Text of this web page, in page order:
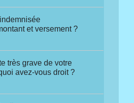
et versement ?
très grave de votre
avez-vous droit ?